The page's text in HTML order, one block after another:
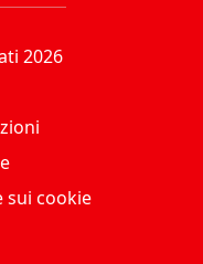
2026
sui cookie